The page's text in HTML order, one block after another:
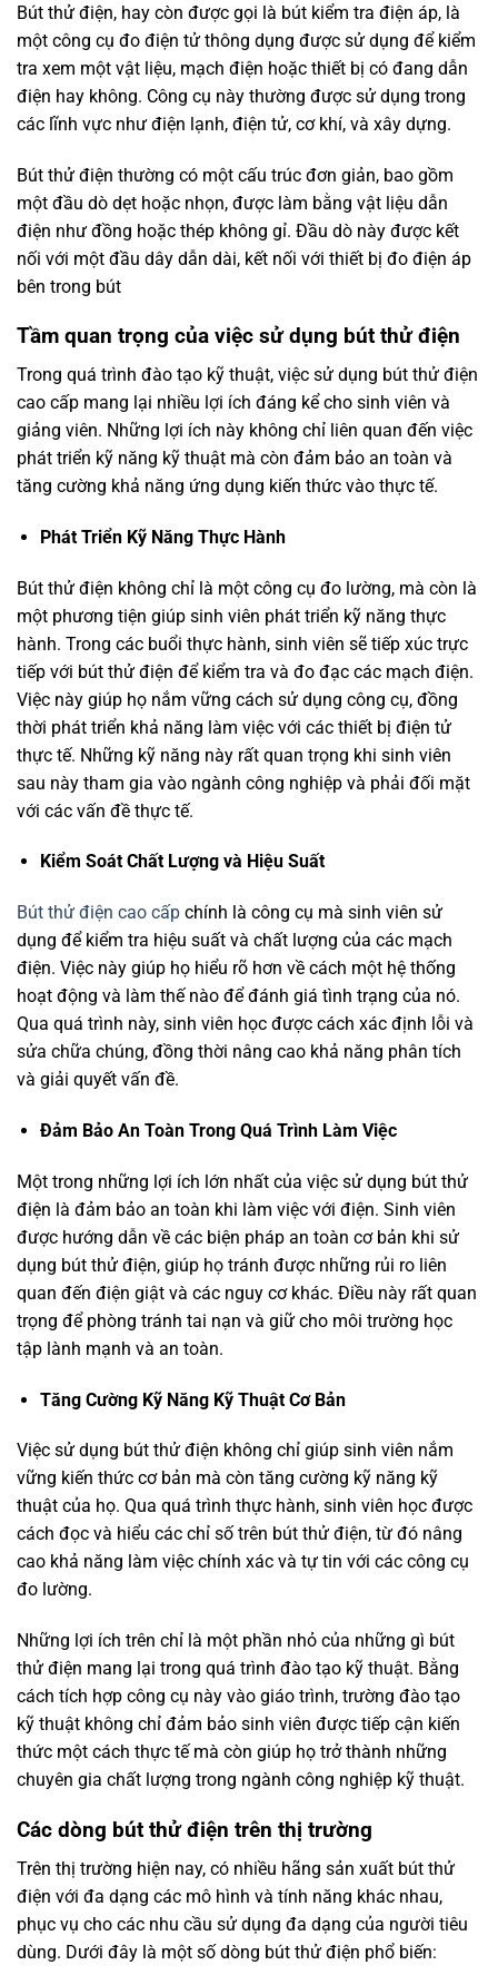
Bút thử điện, hay còn được gọi là bút kiểm tra điện áp, là
một công cụ đo điện tử thông dụng được sử dụng để kiểm
tra xem một vật liệu, mạch điện hoặc thiết bị có đang dẫn
điện hay không. Công cụ này thường được sử dụng trong
các lĩnh vực như điện lạnh, điện tử, cơ khí, và xây dựng.
Bút thử điện thường có một cấu trúc đơn giản, bao gồm
một đầu dò dẹt hoặc nhọn, được làm bằng vật liệu dẫn
điện như đồng hoặc thép không gỉ. Đầu dò này được kết
nối với một đầu dây dẫn dài, kết nối với thiết bị đo điện áp
bên trong bút
Tầm quan trọng của việc sử dụng bút thử điện
Trong quá trình đào tạo kỹ thuật, việc sử dụng bút thử điện
cao cấp mang lại nhiều lợi ích đáng kể cho sinh viên và
giảng viên. Những lợi ích này không chỉ liên quan đến việc
phát triển kỹ năng kỹ thuật mà còn đảm bảo an toàn và
tăng cường khả năng ứng dụng kiến thức vào thực tế.
Phát Triển Kỹ Năng Thực Hành
Bút thử điện không chỉ là một công cụ đo lường, mà còn là
một phương tiện giúp sinh viên phát triển kỹ năng thực
hành. Trong các buổi thực hành, sinh viên sẽ tiếp xúc trực
tiếp với bút thử điện để kiểm tra và đo đạc các mạch điện.
Việc này giúp họ nắm vững cách sử dụng công cụ, đồng
thời phát triển khả năng làm việc với các thiết bị điện tử
thực tế. Những kỹ năng này rất quan trọng khi sinh viên
sau này tham gia vào ngành công nghiệp và phải đối mặt
với các vấn đề thực tế.
Kiểm Soát Chất Lượng và Hiệu Suất
Bút thử điện cao cấp chính là công cụ mà sinh viên sử
dụng để kiểm tra hiệu suất và chất lượng của các mạch
điện. Việc này giúp họ hiểu rõ hơn về cách một hệ thống
hoạt động và làm thế nào để đánh giá tình trạng của nó.
Qua quá trình này, sinh viên học được cách xác định lỗi và
sửa chữa chúng, đồng thời nâng cao khả năng phân tích
và giải quyết vấn đề.
Đảm Bảo An Toàn Trong Quá Trình Làm Việc
Một trong những lợi ích lớn nhất của việc sử dụng bút thử
điện là đảm bảo an toàn khi làm việc với điện. Sinh viên
được hướng dẫn về các biện pháp an toàn cơ bản khi sử
dụng bút thử điện, giúp họ tránh được những rủi ro liên
quan đến điện giật và các nguy cơ khác. Điều này rất quan
trọng để phòng tránh tai nạn và giữ cho môi trường học
tập lành mạnh và an toàn.
Tăng Cường Kỹ Năng Kỹ Thuật Cơ Bản
Việc sử dụng bút thử điện không chỉ giúp sinh viên nắm
vững kiến thức cơ bản mà còn tăng cường kỹ năng kỹ
thuật của họ. Qua quá trình thực hành, sinh viên học được
cách đọc và hiểu các chỉ số trên bút thử điện, từ đó nâng
cao khả năng làm việc chính xác và tự tin với các công cụ
đo lường.
Những lợi ích trên chỉ là một phần nhỏ của những gì bút
thử điện mang lại trong quá trình đào tạo kỹ thuật. Bằng
cách tích hợp công cụ này vào giáo trình, trường đào tạo
kỹ thuật không chỉ đảm bảo sinh viên được tiếp cận kiến
thức một cách thực tế mà còn giúp họ trở thành những
chuyên gia chất lượng trong ngành công nghiệp kỹ thuật.
Các dòng bút thử điện trên thị trường
Trên thị trường hiện nay, có nhiều hãng sản xuất bút thử
điện với đa dạng các mô hình và tính năng khác nhau,
phục vụ cho các nhu cầu sử dụng đa dạng của người tiêu
dùng. Dưới đây là một số dòng bút thử điện phổ biến: